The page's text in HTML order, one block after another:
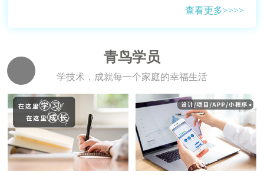
查看更多>>>>
青鸟学员
学技术，成就每一个家庭的幸福生活